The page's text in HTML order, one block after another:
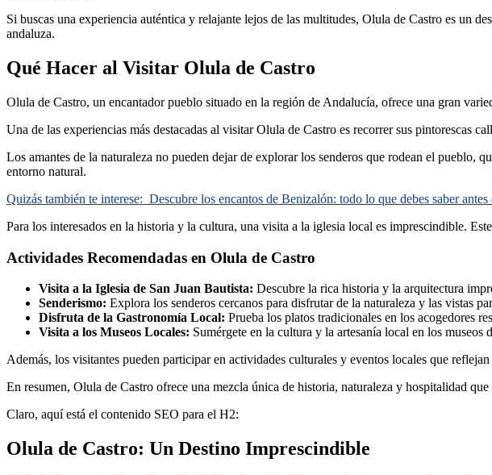
Si buscas una experiencia auténtica y relajante lejos de las multitudes, Olula de Castro es un
andaluza.
Qué Hacer al Visitar Olula de Castro
Olula de Castro, un encantador pueblo situado en la región de Andalucía, ofrece una gran
Una de las experiencias más destacadas al visitar Olula de Castro es recorrer sus pintorescas
Los amantes de la naturaleza no pueden dejar de explorar los senderos que rodean el pueblo,
entorno natural.
Quizás también te interese: Descubre los encantos de Benizalón: todo lo que debes saber
Para los interesados en la historia y la cultura, una visita a la iglesia local es imprescindible.
Actividades Recomendadas en Olula de Castro
Visita a la Iglesia de San Juan Bautista: Descubre la rica historia y la arquitectura
Senderismo: Explora los senderos cercanos para disfrutar de la naturaleza y las vistas
Disfruta de la Gastronomía Local: Prueba los platos tradicionales en los acogedores
Visita a los Museos Locales: Sumérgete en la cultura y la artesanía local en los museos
Además, los visitantes pueden participar en actividades culturales y eventos locales que
En resumen, Olula de Castro ofrece una mezcla única de historia, naturaleza y hospitalidad
Claro, aquí está el contenido SEO para el H2:
Olula de Castro: Un Destino Imprescindible